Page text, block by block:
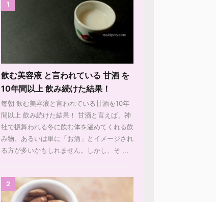
1
飲む美容液 と言われている 甘酒 を
10年間以上 飲み続けた結果！
毎朝 飲む美容液と言われている甘酒を10年
間以上 飲み続けた結果！ 甘酒と言えば、神
社で振舞われる冬に飲む体を温めてくれる飲
み物、あるいは単に「お酒」とイメージされ
る方が多いかもしれません。しかし、そ ...
2